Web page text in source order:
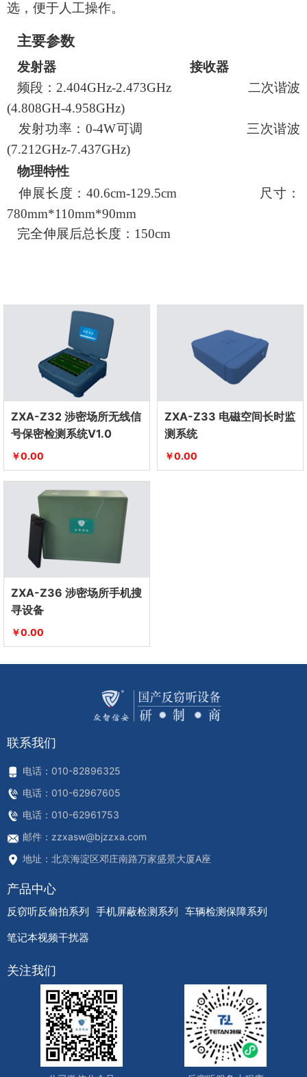
选，便于人工操作。
主要参数
发射器
接收器
频段：2.404GHz-2.473GHz
二次谐波
(4.808GH-4.958GHz)
发射功率： 0-4W可调三次谐波
(7.212GHz-7.437GHz)
物理特性
伸展长度：40.6cm-129.5cm
尺寸：
780mm*110mm*90mm
完全伸展后总长度： 150cm
ZXA-Z32 涉密场所无线信
号保密检测系统V1.0
￥0.00
ZXA-Z33 电磁空间长时监
测系统
￥0.00
ZXA-Z36 涉密场所手机搜
寻设备
￥0.00
联系我们
电话：010-82896325
电话：010-62967605
电话：010-62961753
邮件：zzxasw@bjzzxa.com
地址：北京海淀区邓庄南路万家盛景大厦A座
产品中心
反窃听反偷拍系列 手机屏蔽检测系列 车辆检测保障系列
笔记本视频干扰器
关注我们